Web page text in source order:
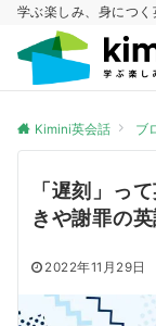
学ぶ楽しみ、身につく
Kimini英会話 ブ
「遅刻」っ
きや謝罪の
2022年11月29日